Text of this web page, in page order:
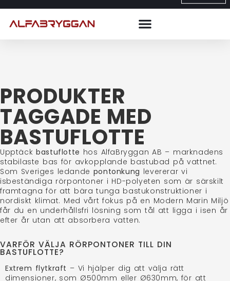
PRODUKTER
TAGGADE MED
BASTUFLOTTE
Upptäckbastuflotte hos AlfaBryggan AB – marknadens
stabilaste bas för avkopplande bastubad på vattnet.
Som Sveriges ledande pontonkung levererar vi
isbeständiga rörpontoner i HD-polyeten som är särskilt
framtagna för att bära tunga bastukonstruktioner i
nordiskt klimat. Med vårt fokus på en Modern Marin Miljö
får du en underhållsfri lösning som tål att ligga i isen år
efter år utan att absorbera vatten.
VARFÖR VÄLJA RÖRPONTONER TILL DIN
BASTUFLOTTE?
Extrem flytkraft – Vi hjälper dig att välja rätt
dimensioner, som Ø500mm eller Ø630mm, för att